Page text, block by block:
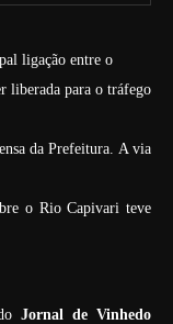
ligação entre o
liberada para o tráfego
da Prefeitura. A via
o Rio Capivari teve
doJornal de Vinhedo